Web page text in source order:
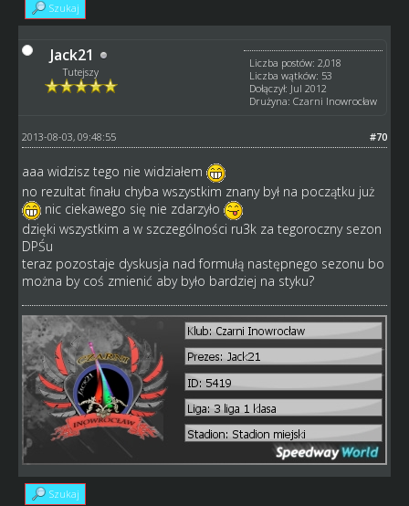
Szukaj
Jack21
Tutejszy
Liczba postów: 2,018
Liczba wątków: 53
Dołączył: Jul 2012
Drużyna: Czarni Inowrocław
#70
2013-08-03, 09:48:55
aaa widzisz tego nie widziałem
no rezultat finału chyba wszystkim znany był na początku już
nic ciekawego się nie zdarzyło
dzięki wszystkim a w szczególności ru3k za tegoroczny sezon
DPŚu
teraz pozostaje dyskusja nad formułą następnego sezonu bo
można by coś zmienić aby było bardziej na styku?
Szukaj